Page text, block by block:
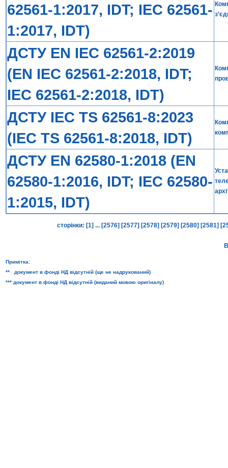
62561-1:2017, IDT; IEC 62561-
1:2017, IDT)
ДСТУ EN IEC 62561-2:2019
(EN IEC 62561-2:2018, IDT;
IEC 62561-2:2018, IDT)
ДСТУ IEC TS 62561-8:2023
(IEC TS 62561-8:2018, IDT)
ДСТУ EN 62580-1:2018 (EN
62580-1:2016, IDT; IEC 62580-
1:2015, IDT)
сторінки: [1] ... [2576] [2577] [2578] [2579] [2580] [2581]
Примітка:
** документ в фонді НД відсутній (ще не надрукований)
*** документ в фонді НД відсутній (виданий мовою оригіналу)